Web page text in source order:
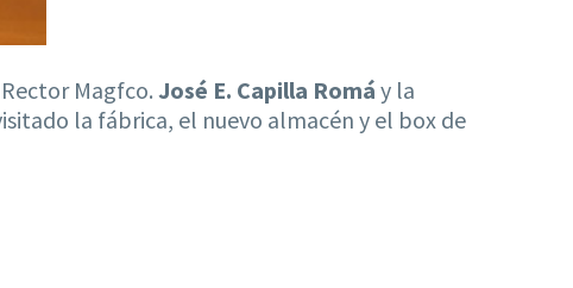
Magfco.José E. Capilla Romá y la
la fábrica, el nuevo almacén y el box de